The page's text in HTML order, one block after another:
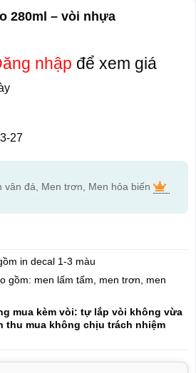
280ml – vòi nhựa
nhập để xem giá
27
vân đá, Men trơn, Men hỏa biến
in decal 1-3 màu
gồm: men lấm tấm, men trơn, men
mua kèm vòi: tự lắp vòi không vừa
thu mua không chịu trách nhiệm